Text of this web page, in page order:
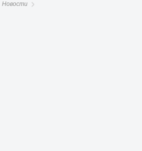
Новости